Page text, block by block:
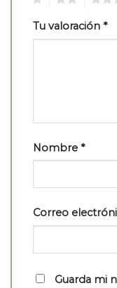
Tu valoración *
Nombre *
Correo
Guarda mi